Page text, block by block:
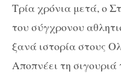
Τρία χρόνια μετά, ο
του σύγχρονου
ξανά ιστορία στους
Αποπνέει τη